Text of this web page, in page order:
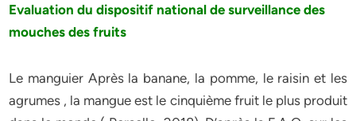
Evaluation du dispositif national de surveillance des
mouches des fruits
Le manguier Après la banane, la pomme, le raisin et les
agrumes , la mangue est le cinquième fruit le plus produit